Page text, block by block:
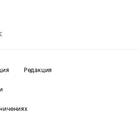
Редакция